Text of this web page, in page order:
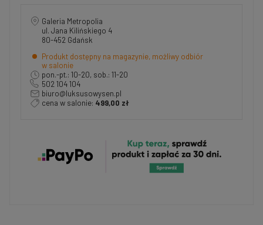
Galeria Metropolia
ul. Jana Kilińskiego 4
80-452 Gdańsk
Produkt dostępny na magazynie, możliwy odbiór
w salonie
pon.-pt.: 10-20, sob.: 11-20
502 104 104
biuro@luksusowysen.pl
cena w salonie: 499,00 zł